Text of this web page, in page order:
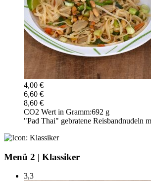
4,00 €
6,60 €
8,60 €
CO2 Wert in Gramm:692 g
"Pad Thai" gebratene Reisbandnudeln
Menü 2 | Klassiker
3,3